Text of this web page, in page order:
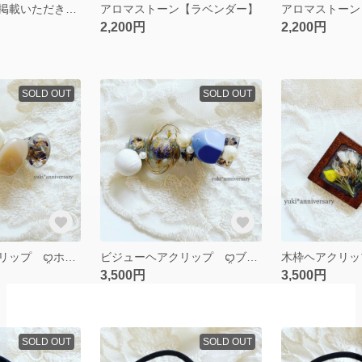
アロマストーン【ラベンダー】
2,200円 2,200円
SOLD OUT SOLD OUT
ビジューヘアクリップ ꨄブルーベリーꨄ
3,500円 3,500円
SOLD OUT SOLD OUT